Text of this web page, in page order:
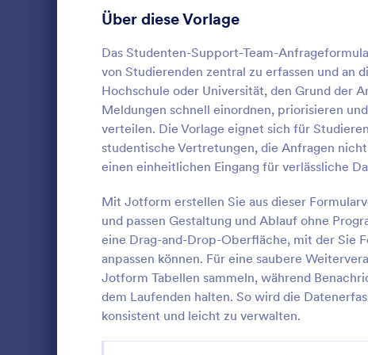
Über diese Vorlage
Das Studenten-Support-Team-
von Studierenden zentral zu erfassen und an
Hochschule oder Universität, den Grund der
Meldungen schnell einordnen, priorisieren
verteilen. Die Vorlage eignet sich für
studentische Vertretungen, die Anfragen
einen einheitlichen Eingang für verlässliche
Mit Jotform erstellen Sie aus dieser
und passen Gestaltung und Ablauf ohne
eine Drag-and-Drop-Oberfläche, mit der Sie
anpassen können. Für eine saubere
Jotform Tabellen sammeln, während
dem Laufenden halten. So wird die
konsistent und leicht zu verwalten.
Go to
Formulare
Bildungsumfragen
Schulformulare 66
Umfragen für Schulen 66
Schulanmeldeformulare 27
Bewertungsformulare für Kurse 23
Schulbewerbungsformulare 18
Bewertungsformulare für Lehrkräfte 15
Kursanmeldeformulare 15
Special Education Forms 13